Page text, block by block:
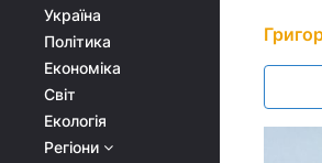
Україна
Політика
Економіка
Світ
Екологія
Регіони